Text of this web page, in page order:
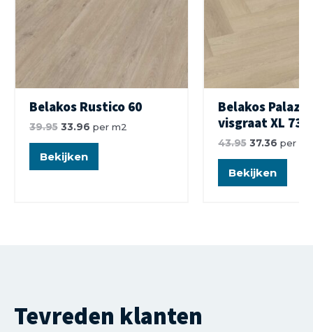
Belakos Rustico 60
39.95 33.96 per m2
Bekijken
Belakos
visgraat XL 73
43.95 37.36 per
Bekijken
Tevreden klanten